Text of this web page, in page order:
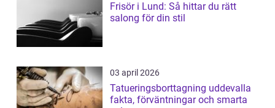
Frisör i Lund: Så hittar du rätt
salong för din stil
03 april 2026
Tatueringsborttagning uddevalla
fakta, förväntningar och smarta